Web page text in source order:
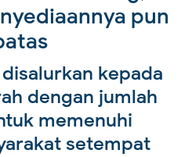
pun
kepada
dengan jumlah
memenuhi
setempat